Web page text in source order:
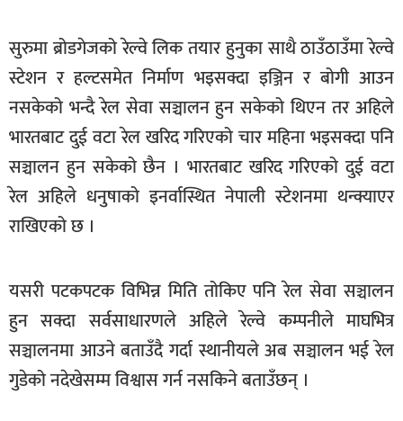
खेलकुद
मनोरञ्जन
फोटो
भिडियो
अन्य
शिक्षा
विचार
स्वास्थ्य
सुरुमा ब्रोडगेजको रेल्वे लिक तयार हुनुका साथै ठाउँठाउँमा रेल्वे
स्टेशन र हल्टसमेत निर्माण भइसक्दा इञ्जिन र बोगी आउन
नसकेको भन्दै रेल सेवा सञ्चालन हुन सकेको थिएन तर अहिले
भारतबाट दुई वटा रेल खरिद गरिएको चार महिना भइसक्दा पनि
सञ्चालन हुन सकेको छैन । भारतबाट खरिद गरिएको दुई वटा
रेल अहिले धनुषाको इनर्वास्थित नेपाली स्टेशनमा थन्क्याएर
राखिएको छ ।
यसरी पटकपटक विभिन्न मिति तोकिए पनि रेल सेवा सञ्चालन
हुन सक्दा सर्वसाधारणले अहिले रेल्वे कम्पनीले माघभित्र
सञ्चालनमा आउने बताउँदै गर्दा स्थानीयले अब सञ्चालन भई रेल
गुडेको नदेखेसम्म विश्वास गर्न नसकिने बताउँछन् ।